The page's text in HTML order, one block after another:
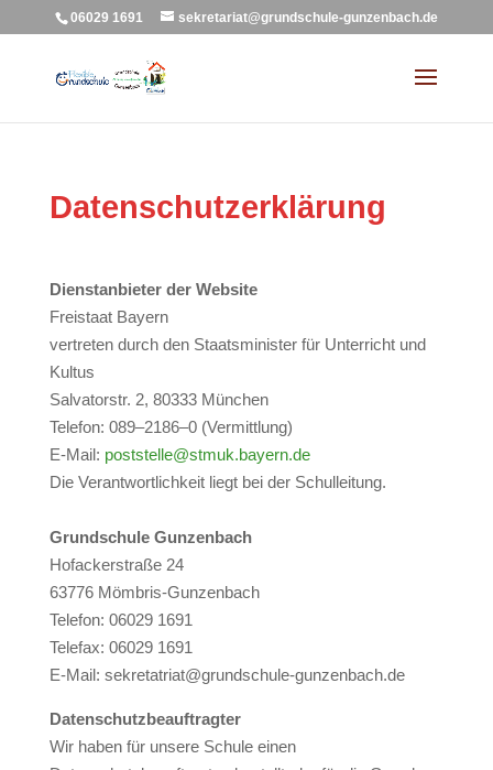
06029 1691 sekretariat@grundschule-gunzenbach.de
Datenschutzerklärung
Dienstanbieter der Website
Freistaat Bayern
vertreten durch den Staatsminister für Unterricht und
Kultus
Salvatorstr. 2, 80333 München
Telefon: 089–2186–0 (Vermittlung)
E-Mail: poststelle@stmuk.bayern.de
Die Verantwortlichkeit liegt bei der Schulleitung.
Grundschule Gunzenbach
Hofackerstraße 24
63776 Mömbris-Gunzenbach
Telefon: 06029 1691
Telefax: 06029 1691
E-Mail: sekretatriat@grundschule-gunzenbach.de
Datenschutzbeauftragter
Wir haben für unsere Schule einen